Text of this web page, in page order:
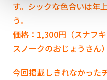
す。シックな色合いは年
う。
価格：1,300円（スナフ
スノークのおじょうさ
今回掲載しきれなかった